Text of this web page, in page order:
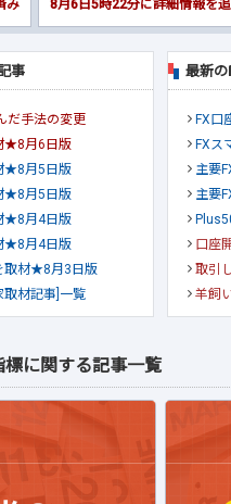
み
8月6日5時22分に詳細情報を
事
だ手法の変更
★8月6日版
★8月5日版
★8月5日版
★8月4日版
★8月4日版
取材★8月3日版
取材記事]一覧
最新の
FX口
FXス
主要
主要
口座
取引
羊飼
に関する記事一覧